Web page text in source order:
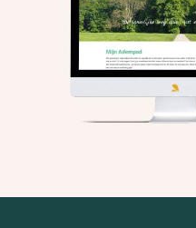
Van